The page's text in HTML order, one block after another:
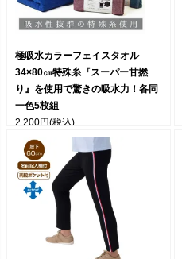
極吸水カラーフェイスタオル
34×80㎝特殊糸『スーパー甘撚
り』を使用で驚きの吸水力！各同
一色5枚組
2,200円(税込)